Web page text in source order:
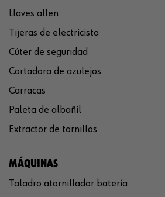
Llaves allen
Tijeras de electricista
Cúter de seguridad
Cortadora de azulejos
Carracas
Paleta de albañil
Extractor de tornillos
MÁQUINAS
Taladro atornillador batería